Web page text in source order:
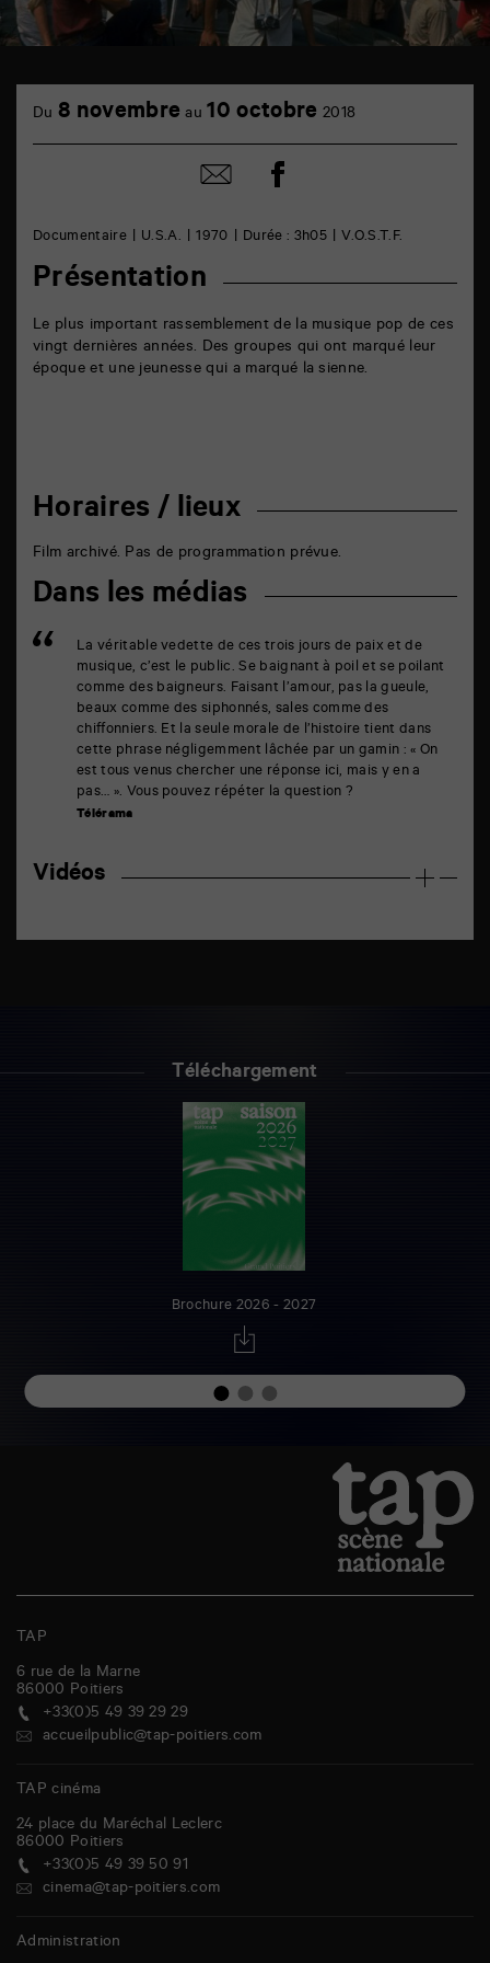
cinéma
PoitiersDocumentaire U.S.A. 1970 Durée : 3h05 V.O.S.T.F.
Présentation
Le plus important rassemblement de la musique pop de ces
vingt dernières années. Des groupes qui ont marqué leur
époque et une jeunesse qui a marqué la sienne.
Horaires / lieux
Film archivé. Pas de programmation prévue.
Dans les médias
La véritable vedette de ces trois jours de paix et de
musique, c’est le public. Se baignant à poil et se poilant
comme des baigneurs. Faisant l’amour, pas la gueule,
beaux comme des siphonnés, sales comme des
chiffonniers. Et la seule morale de l’histoire tient dans
cette phrase négligemment lâchée par un gamin : « On
est tous venus chercher une réponse ici, mais y en a
pas… ». Vous pouvez répéter la question ?
Télérama
Vidéos
Du 8 novembre au 10 octobre 2018
Partager
par
Partager
sur
Téléchargement
Brochure 2026 - 2027
TAP
6 rue de la Marne
86000 Poitiers
+33(0)5 49 39 29 29
accueilpublic@tap-poitiers.com
TAP cinéma
24 place du Maréchal Leclerc
86000 Poitiers
+33(0)5 49 39 50 91
cinema@tap-poitiers.com
Administration